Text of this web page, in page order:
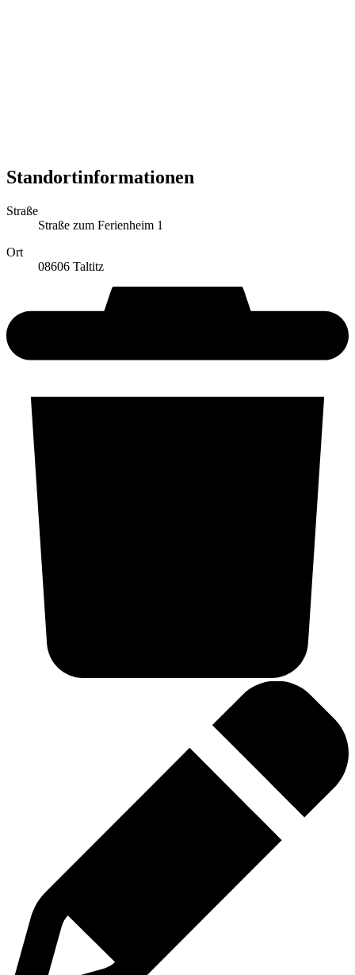
Standortinformationen
Straße
Straße zum Ferienheim 1
Ort
08606 Taltitz